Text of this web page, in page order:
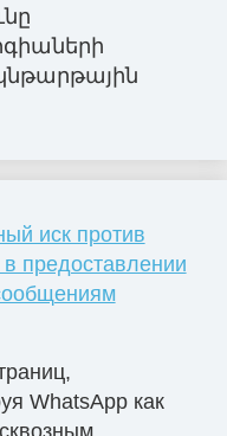
иск против
предоставлении
WhatsApp как